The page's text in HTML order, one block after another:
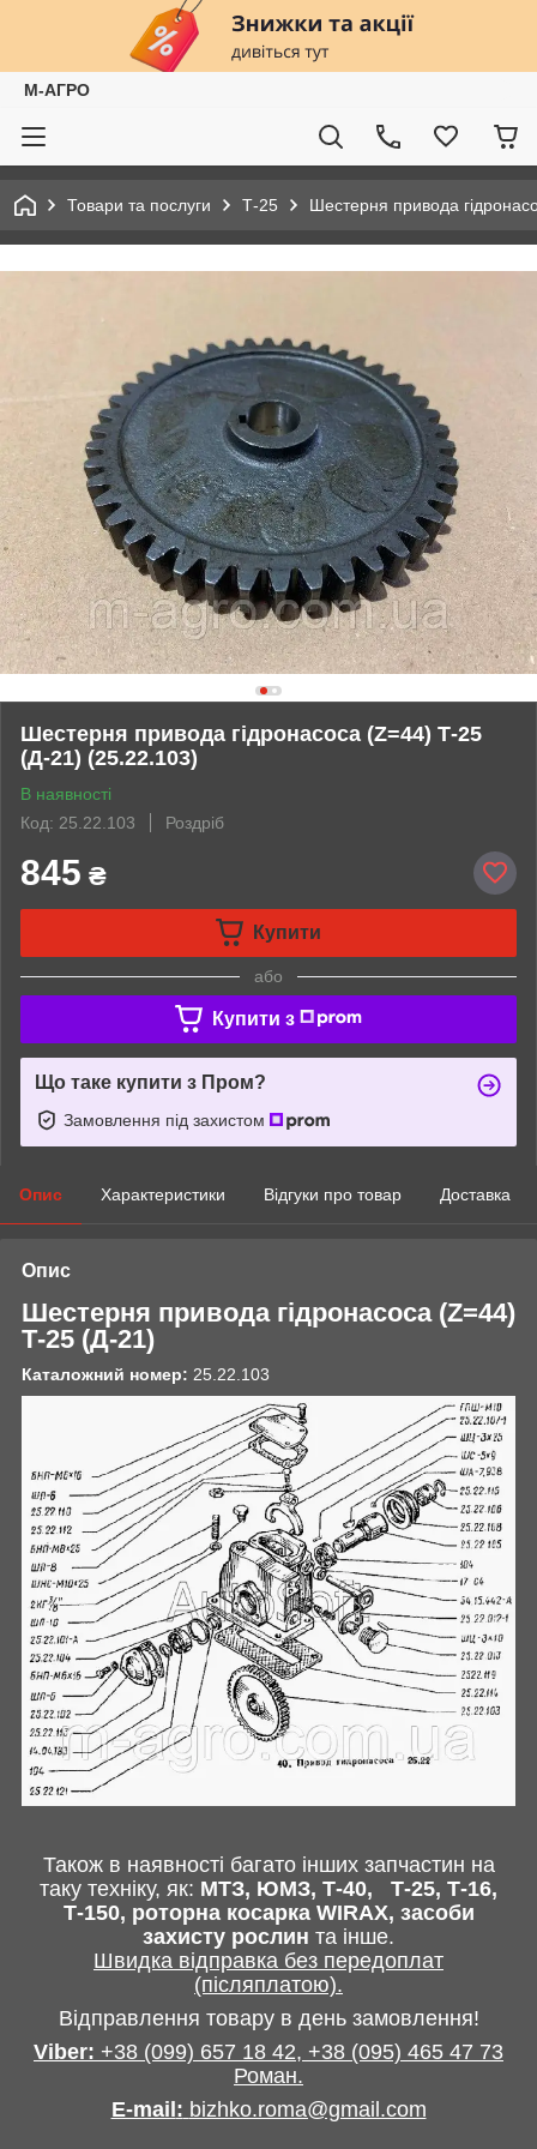
М-АГРО
Товари та послуги Т-25 Шестерня привода
Шестерня привода гідронасоса (Z=44) Т-25
(Д-21) (25.22.103)
В наявності
Код: 25.22.103
Роздріб
845 ₴
Купити
або
Купити з
Що таке купити з Пром?
Замовлення під захистом
Опис Характеристики Відгуки про товар Доставка
Опис
Шестерня привода гідронасоса (Z=44)
Т-25 (Д-21)
Каталожний номер: 25.22.103
Також в наявності багато інших запчастин на
таку техніку, як: МТЗ, ЮМЗ, Т-40,
Т-25, Т-16,
Т-150, роторна косарка WIRAX, засоби
захисту рослин та інше.
Швидка відправка без передоплат
(післяплатою).
Відправлення товару в день замовлення!
Viber: +38 (099) 657 18 42, +38 (095) 465 47 73
Роман.
E-mail : bizhko.roma@gmail.com